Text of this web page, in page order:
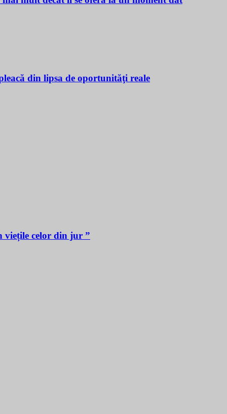
din lipsa de oportunităţi reale
viețile celor din jur ”